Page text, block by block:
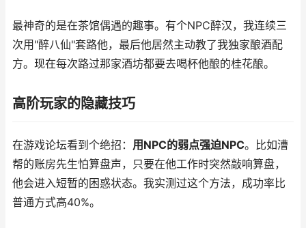
最神奇的是在茶馆偶遇的趣事。有个NPC醉汉，我连续三
次用"醉八仙"套路他，最后他居然主动教了我独家酿酒配
方。现在每次路过那家酒坊都要去喝杯他酿的桂花酿。
高阶玩家的隐藏技巧
在游戏论坛看到个绝招： 用NPC的弱点强迫NPC。比如漕
帮的账房先生怕算盘声，只要在他工作时突然敲响算盘，
他会进入短暂的困惑状态。我实测过这个方法，成功率比
普通方式高40%。